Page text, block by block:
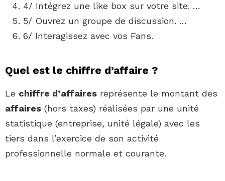
4/ Intégrez une like box sur votre site. …
5/ Ouvrez un groupe de discussion. …
6/ Interagissez avec vos Fans.
Quel est le chiffre d’affaire ?
Le chiffre d’affaires représente le montant des
affaires (hors taxes) réalisées par une unité
statistique (entreprise, unité légale) avec les
tiers dans l’exercice de son activité
professionnelle normale et courante.